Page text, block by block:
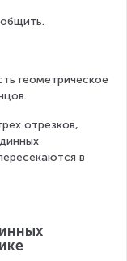
геометрическое
отрезков,
в